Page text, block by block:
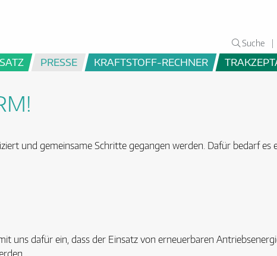
Suche
PRESSE KRAFTSTOFF-RECHNER
und gemeinsame Schritte gegangen werden. Dafür bedarf es
uns dafür ein, dass der Einsatz von erneuerbaren